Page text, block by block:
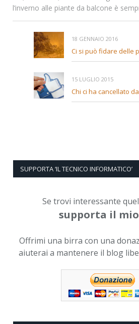
l’inverno alle piante da balcone è
18 GENNAIO 2016
Ci si può fidare delle
15 LUGLIO 2015
Chi ci ha cancellato
SUPPORTA ‘IL TECNICO INFORMATICO’
Se trovi interessante
supporta il
Offrimi una birra con una
aiuterai a mantenere il blog